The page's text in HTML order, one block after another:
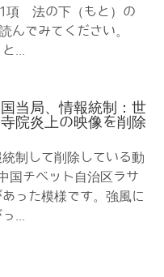
項 法の下（もと）の
んでみてください。
...
国当局、情報統制：世
院炎上の映像を削除
制して削除している動
国チベット自治区ラサ
った模様です。強風に
...